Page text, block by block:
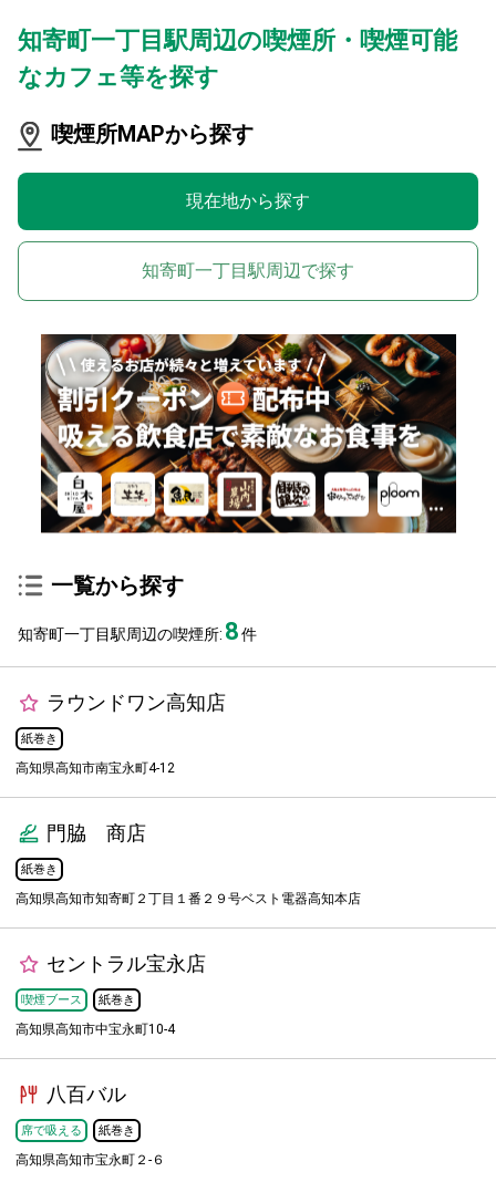
知寄町一丁目駅周辺の喫煙所・喫煙可能
なカフェ等を探す
喫煙所MAPから探す
現在地から探す
知寄町一丁目駅周辺で探す
一覧から探す
知寄町一丁目駅周辺の喫煙所: 8件
ラウンドワン高知店
紙巻き
高知県高知市南宝永町4-12
門脇 商店
紙巻き
高知県高知市知寄町２丁目１番２９号ベスト電器高知本店
セントラル宝永店
喫煙ブース 紙巻き
高知県高知市中宝永町10-4
八百バル
席で吸える 紙巻き
高知県高知市宝永町２-６